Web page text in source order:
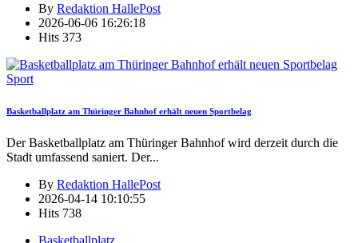
By Redaktion HallePost
2026-06-06 16:26:18
Hits 373
Sport
Basketballplatz am Thüringer Bahnhof erhält neuen Sportbelag
Der Basketballplatz am Thüringer Bahnhof wird derzeit durch die
Stadt umfassend saniert. Der...
By Redaktion HallePost
2026-04-14 10:10:55
Hits 738
Basketballplatz